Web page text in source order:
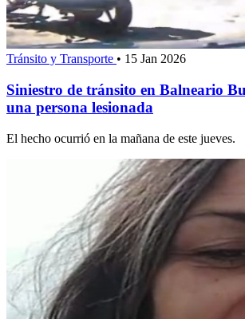
Tránsito y Transporte • 15 Jan 2026
Siniestro de tránsito en Balneario
una persona lesionada
El hecho ocurrió en la mañana de este jueves.